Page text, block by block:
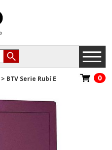
> BTV Serie Rubí E 0